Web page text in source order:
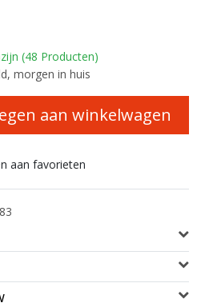
(48 Producten)
morgen in huis
aan winkelwagen
aan favorieten